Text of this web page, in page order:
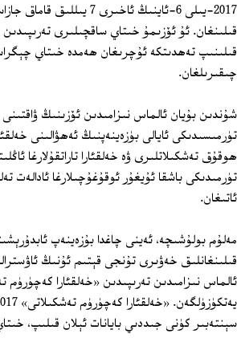
2017-يىلى 6-ئاينىڭ ئاخىرى 7
قىلىنغان. ئۇ ئۆزىمۇ خىتاي ساقچىلىرى
قىلىنىپ تەھدىتكە ئۇچرىغان ھەمدە خىتاي
چىقىرىلغان.
شۇندىن بۇيان ئالماس نىزامىدىن ئۆزىنىڭ
تۈرمىسىدىكى ئايالى بۈزەينەپنىڭ ئەھۋالىنى
ھوقۇق تەشكىلاتلىرى ۋە خەلقئارا تاراتقۇلارغا
تۈرمىدىكى باشقا ئۇيغۇر ئوقۇغۇچىلارغا ئادالەت
ئاتىغان.
مەلۇم بولۇشىچە، ئەينى چاغدا بۇزەينەپ
قىلىنغانلىق خەۋىرى تۇنجى قېتىم ئۇنىڭ
ئالماس نىزامىدىن تەرىپىدىن «خەلقئارا كەچۈرۈم
سېنتەبىر كۈنى جىددىي بايانات ئېلان قىلىپ،